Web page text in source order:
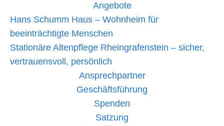
Angebote
Hans Schumm Haus – Wohnheim für
beeinträchtigte Menschen
Stationäre Altenpflege Rheingrafenstein – sicher,
vertrauensvoll, persönlich
Ansprechpartner
Geschäftsführung
Spenden
Satzung